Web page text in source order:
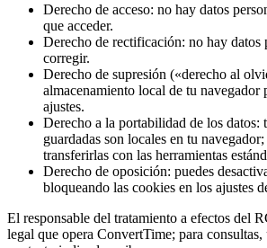
Derecho de acceso: no hay datos
que acceder.
Derecho de rectificación: no hay datos
corregir.
Derecho de supresión («derecho al
almacenamiento local de tu navegador
ajustes.
Derecho a la portabilidad de los datos:
guardadas son locales en tu
transferirlas con las herramientas
Derecho de oposición: puedes
bloqueando las cookies en los ajustes
El responsable del tratamiento a efectos del
legal que opera ConvertTime; para